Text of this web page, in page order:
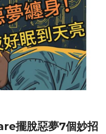
擺脫惡夢7個妙招